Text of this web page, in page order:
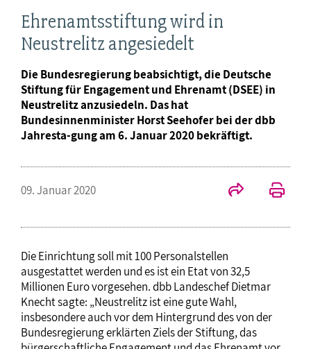
Ehrenamtsstiftung wird in
Neustrelitz angesiedelt
Die Bundesregierung beabsichtigt, die Deutsche
Stiftung für Engagement und Ehrenamt (DSEE) in
Neustrelitz anzusiedeln. Das hat
Bundesinnenminister Horst Seehofer bei der dbb
Jahresta-gung am 6. Januar 2020 bekräftigt.
09. Januar 2020
Die Einrichtung soll mit 100 Personalstellen
ausgestattet werden und es ist ein Etat von 32,5
Millionen Euro vorgesehen. dbb Landeschef Dietmar
Knecht sagte: „Neustrelitz ist eine gute Wahl,
insbesondere auch vor dem Hintergrund des von der
Bundesregierung erklärten Ziels der Stiftung, das